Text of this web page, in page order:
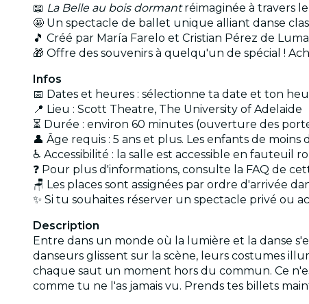
📖 La Belle au bois dormantréimaginée à travers
🤩 Un spectacle de ballet unique alliant danse
🎵 Créé par María Farelo et Cristian Pérez de Luma
🎁 Offre des souvenirs à quelqu'un de spécial !
Infos
📅 Dates et heures : sélectionne ta date et ton
📍 Lieu : Scott Theatre, The University of Adelaide
⏳ Durée : environ 60 minutes (ouverture des
👤 Âge requis : 5 ans et plus. Les enfants de
♿ Accessibilité : la salle est accessible en fauteuil
❓ Pour plus d'informations, consulte la FAQ de
🪑 Les places sont assignées par ordre d'arrivée
✨ Si tu souhaites réserver un spectacle privé ou
Description
Entre dans un monde où la lumière et la danse
danseurs glissent sur la scène, leurs costumes
chaque saut un moment hors du commun. Ce
comme tu ne l'as jamais vu. Prends tes billets